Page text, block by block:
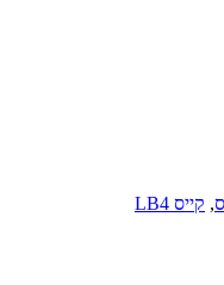
, קייס LB4